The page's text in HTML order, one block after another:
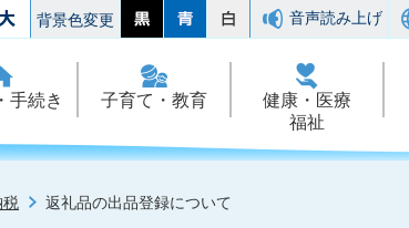
背景色変更 音声読み上げ
手続き 子育て・教育
健康・医療
福祉
税 返礼品の出品登録について